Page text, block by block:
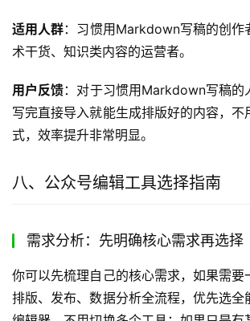
适用人群：习惯用Markdown写稿的创作
术干货、知识类内容的运营者。
用户反馈：对于习惯用Markdown写稿的
写完直接导入就能生成排版好的内容，不
式，效率提升非常明显。
八、公众号编辑工具选择指南
需求分析：先明确核心需求再选择
你可以先梳理自己的核心需求，如果需要
排版、发布、数据分析全流程，优先选全